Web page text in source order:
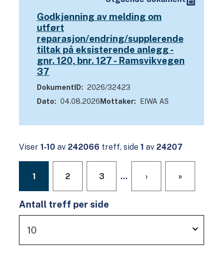
Godkjenning av melding om
utført
reparasjon/endring/supplerende
tiltak på eksisterende anlegg -
gnr. 120, bnr. 127 - Ramsvikvegen
37
DokumentID
2026/32423
Dato
04.08.2026Mottaker EIWA AS
Viser 1-10 av 242066 treff, side 1 av 24207
1 2 3 ... › »
Antall treff per side
10